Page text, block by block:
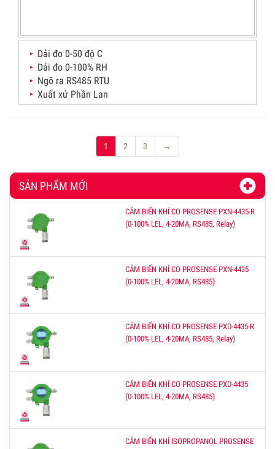
Dải đo 0-50 độ C
Dải đo 0-100% RH
Ngõ ra RS485 RTU
Xuất xứ Phần Lan
1 2 3 →
SẢN PHẨM MỚI
CẢM BIẾN KHÍ CO PROSENSE PXN-4435-R
(0-100% LEL, 4-20MA, RS485, Relay)
CẢM BIẾN KHÍ CO PROSENSE PXN-4435
(0-100% LEL, 4-20MA, RS485)
CẢM BIẾN KHÍ CO PROSENSE PXD-4435-R
(0-100% LEL, 4-20MA, RS485, Relay)
CẢM BIẾN KHÍ CO PROSENSE PXD-4435
(0-100% LEL, 4-20MA, RS485)
CẢM BIẾN KHÍ ISOPROPANOL PROSENSE